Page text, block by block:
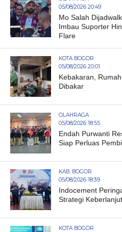
05/08/2026 20:49
Mo Salah
Imbau Suporter
Flare
KOTA BOGOR
05/08/2026 20:01
Kebakaran,
Dibakar
OLAHRAGA
05/08/2026 18:55
Endah Purwanti
Siap Perluas
KAB. BOGOR
05/08/2026 18:39
Indocement
Strategi
KOTA BOGOR